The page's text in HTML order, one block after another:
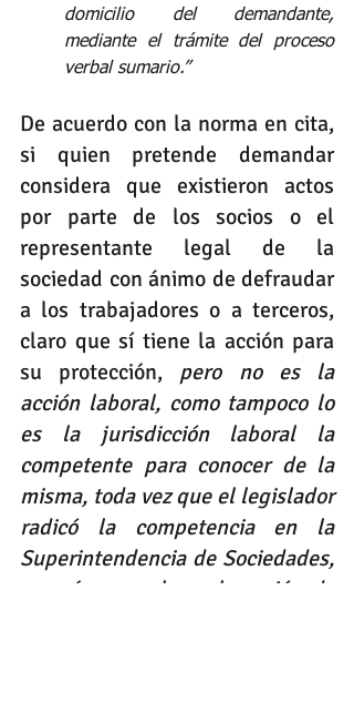
domicilio del demandante,
mediante el trámite del proceso
verbal sumario.”
De acuerdo con la norma en cita,
si quien pretende demandar
considera que existieron actos
por parte de los socios o el
representante legal de la
sociedad con ánimo de defraudar
a los trabajadores o a terceros,
claro que sí tiene la acción para
su protección, pero no es la
acción laboral, como tampoco lo
es la jurisdicción laboral la
competente para conocer de la
misma, toda vez que el legislador
radicó la competencia en la
Superintendencia de Sociedades,
es más, para la reclamación de